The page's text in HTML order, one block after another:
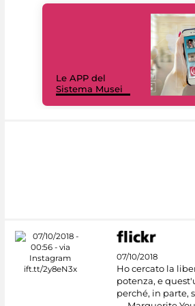
Le APP del
Sistema Musei
07/10/2018
Ho cercato la
potenza, e
perché, in parte,